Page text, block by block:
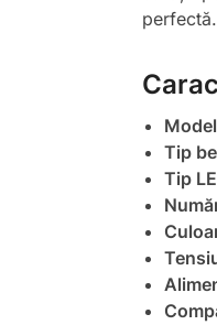
perfectă.
Tip
Tip